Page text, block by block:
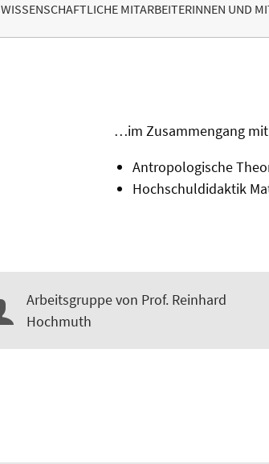
WISSENSCHAFTLICHE MITARBEITERINNEN UND
…im Zusammengang
Antropologische
Hochschuldidaktik
Arbeitsgruppe von Prof. Reinhard
Hochmuth